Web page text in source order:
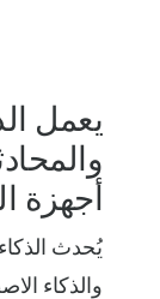
يعمل
أجهزة
يُحدث
والذكاء